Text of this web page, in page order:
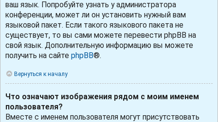
ваш язык. Попробуйте узнать у администратора
конференции, может ли он установить нужный вам
языковой пакет. Если такого языкового пакета не
существует, то вы сами можете перевести phpBB на
свой язык. Дополнительную информацию вы можете
получить на сайте phpBB®.
Вернуться к началу
Что означают изображения рядом с моим именем
пользователя?
Вместе с именем пользователя могут присутствовать